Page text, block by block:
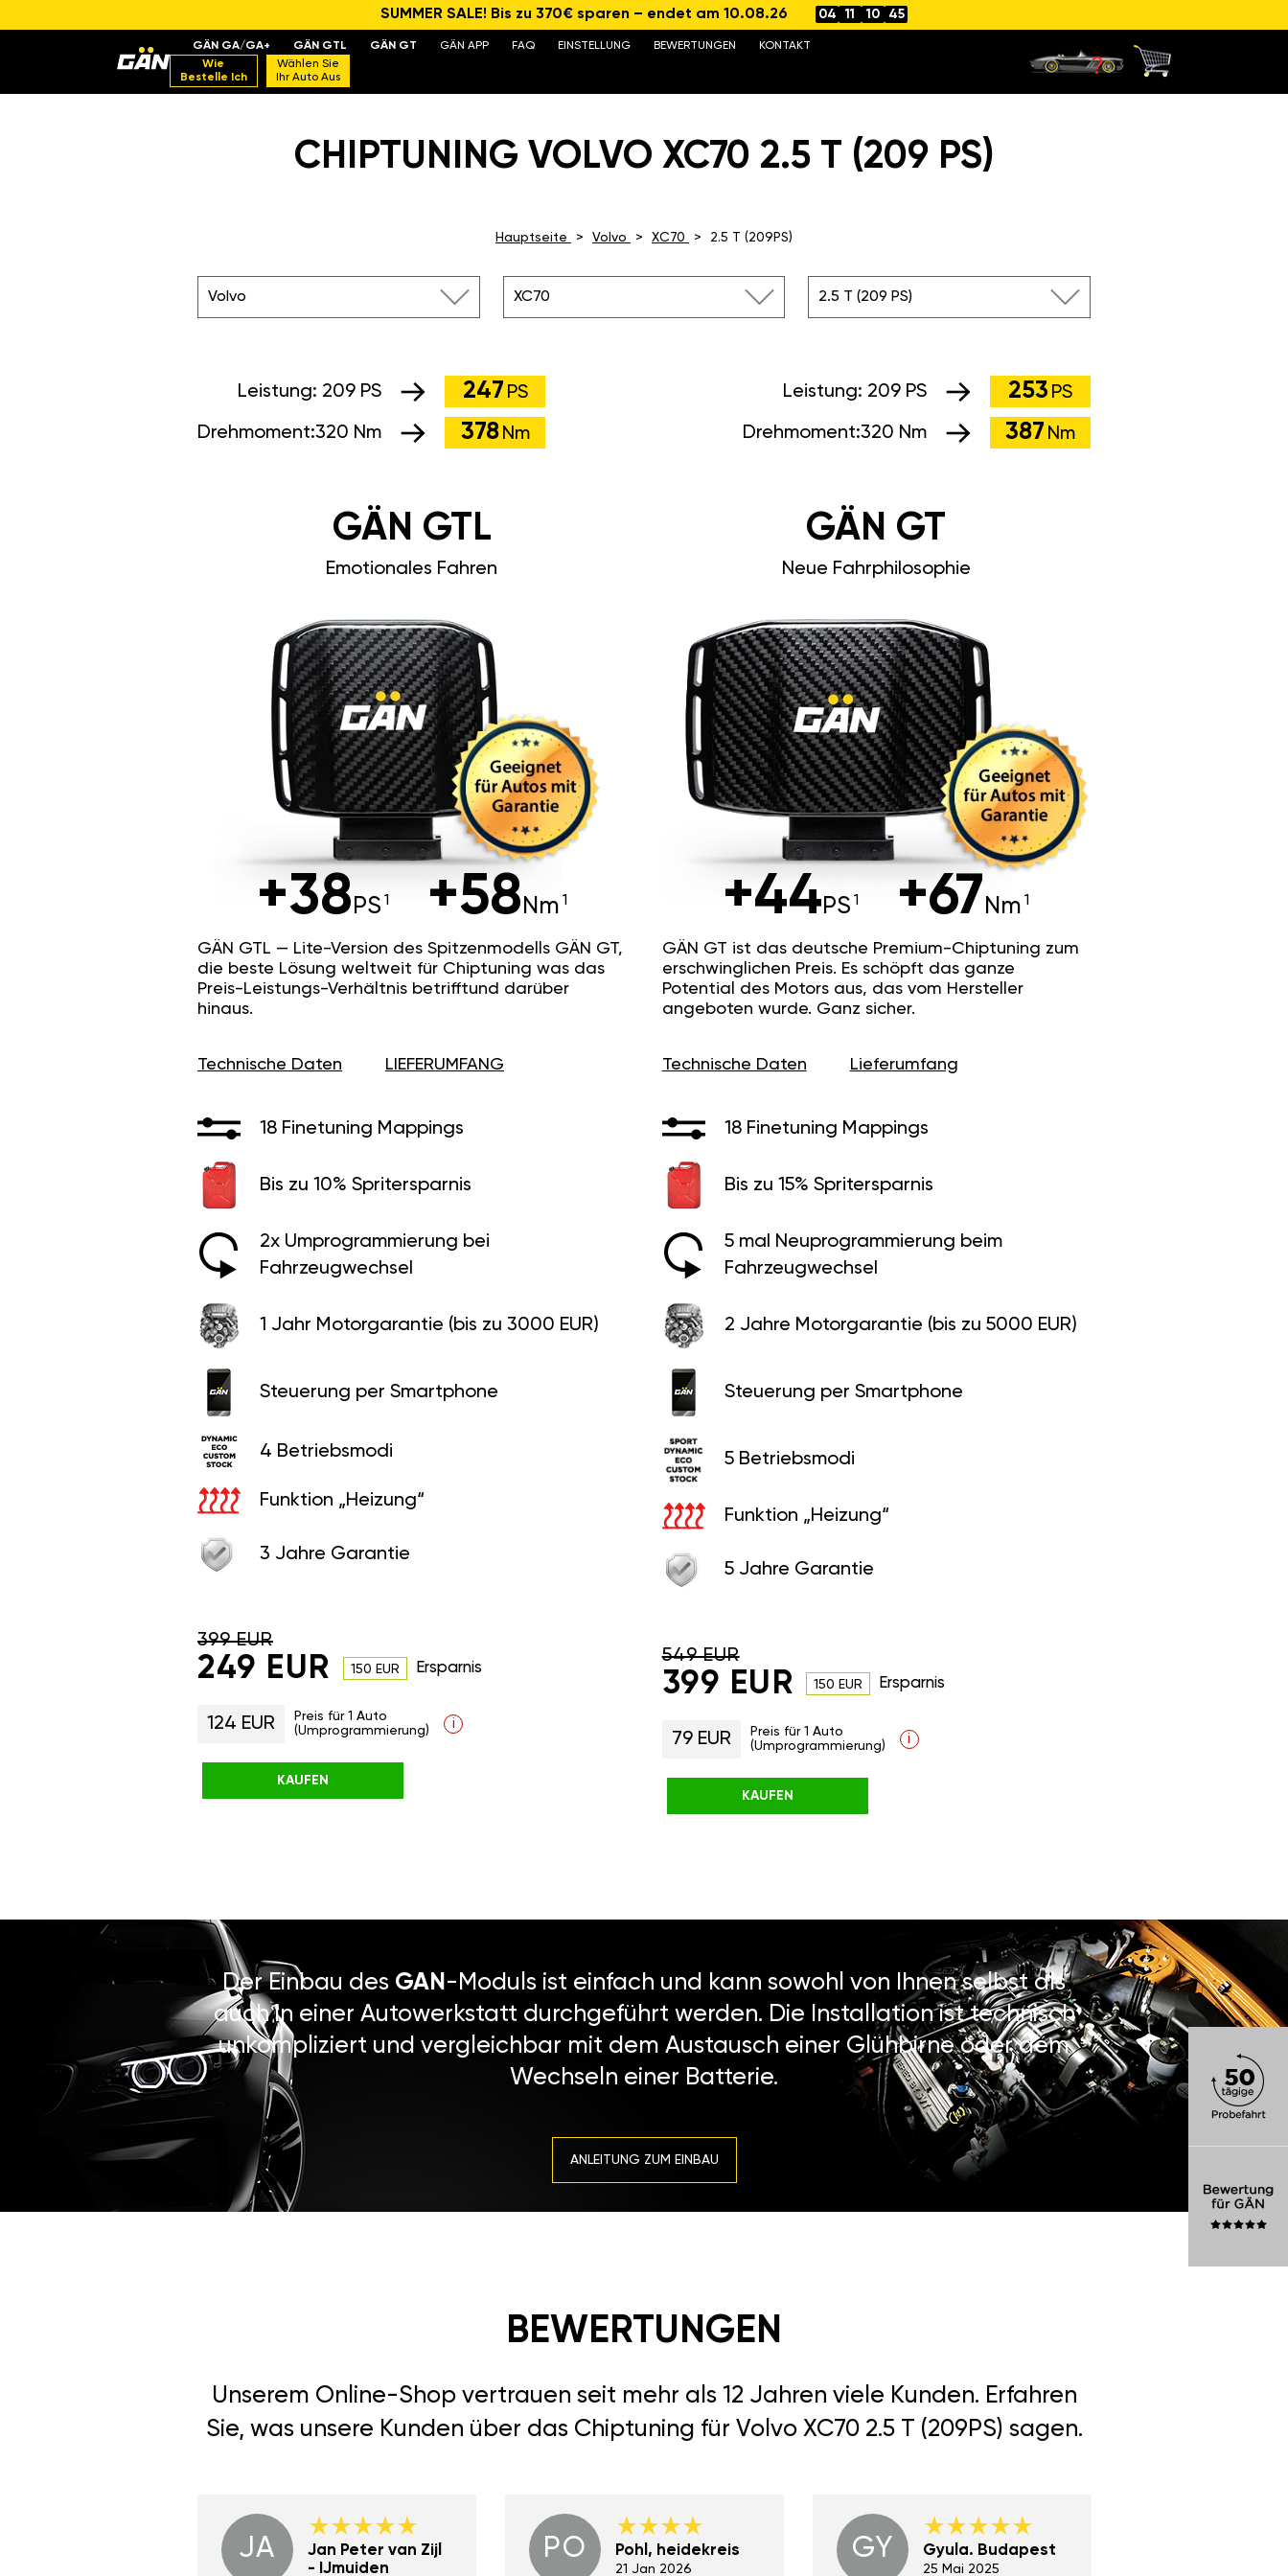
SUMMER SALE! Bis zu 370€ sparen – endet am 10.08.26 04 11 10 45
GÄN GA/GA+ GÄN GTL GÄN GT GÄN APP FAQ EINSTELLUNG BEWERTUNGEN
KONTAKT
Wie
Bestelle Ich
Wählen Sie
Ihr Auto Aus
CHIPTUNING VOLVO XC70 2.5 T (209 PS)
Hauptseite Volvo XC70 2.5 T (209PS)
Volvo XC70 2.5 T (209 PS)
Leistung: 209 PS 253 PS
Drehmoment:320 Nm 387 Nm
Leistung: 209 PS 247 PS
Drehmoment:320 Nm 378 Nm
GÄN GT
Neue Fahrphilosophie
+44 PS +67 Nm
GÄN GT ist das deutsche Premium-Chiptuning zum
erschwinglichen Preis. Es schöpft das ganze
Potential des Motors aus, das vom Hersteller
angeboten wurde. Ganz sicher.
Technische Daten Lieferumfang
18 Finetuning Mappings
Bis zu 15% Spritersparnis
5 mal Neuprogrammierung beim
Fahrzeugwechsel
2 Jahre Motorgarantie (bis zu 5000 EUR)
Steuerung per Smartphone
5 Betriebsmodi
Funktion „Heizung“
5 Jahre Garantie
549 EUR
399 EUR 150 EUR Ersparnis
79 EUR
Preis für 1 Auto
(Umprogrammierung)
i
KAUFEN
GÄN GTL
Emotionales Fahren
+38 PS +58 Nm
GÄN GTL — Lite-Version des Spitzenmodells GÄN GT,
die beste Lösung weltweit für Chiptuning was das
Preis-Leistungs-Verhältnis betrifftund darüber
hinaus.
Technische Daten LIEFERUMFANG
18 Finetuning Mappings
Bis zu 10% Spritersparnis
2x Umprogrammierung bei
Fahrzeugwechsel
1 Jahr Motorgarantie (bis zu 3000 EUR)
Steuerung per Smartphone
4 Betriebsmodi
Funktion „Heizung“
3 Jahre Garantie
399 EUR
249 EUR 150 EUR Ersparnis
124 EUR
Preis für 1 Auto
(Umprogrammierung)
i
KAUFEN
Der Einbau des GAN -Moduls ist einfach und kann sowohl von Ihnen selbst als
auch in einer Autowerkstatt durchgeführt werden. Die Installation ist technisch
unkompliziert und vergleichbar mit dem Austausch einer Glühbirne oder dem
Wechseln einer Batterie.
ANLEITUNG ZUM EINBAU
BEWERTUNGEN
Unserem Online-Shop vertrauen seit mehr als 12 Jahren viele Kunden. Erfahren
Sie, was unsere Kunden über das Chiptuning für Volvo XC70 2.5 T (209PS) sagen.
JA
Jan Peter van Zijl
- IJmuiden
PO Pohl, heidekreis
21 Jan 2026
GY Gyula. Budapest
25 Mai 2025